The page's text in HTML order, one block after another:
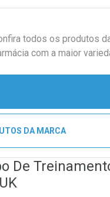
todos os produtos
com a maior
DA MARCA
De